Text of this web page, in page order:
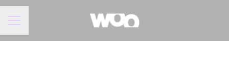
Menu carrière